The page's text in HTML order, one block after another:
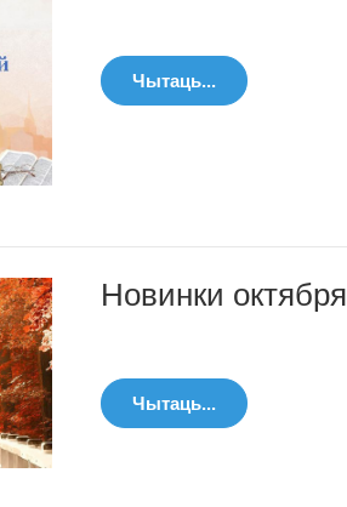
Чытаць...
Новинки октября
Чытаць...